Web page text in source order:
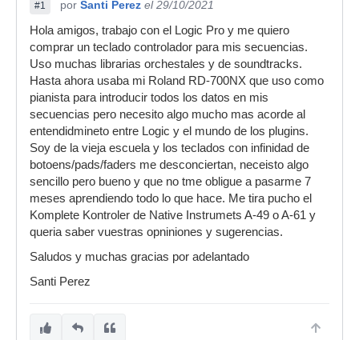
#1 por Santi Perez el 29/10/2021
Hola amigos, trabajo con el Logic Pro y me quiero
comprar un teclado controlador para mis secuencias.
Uso muchas librarias orchestales y de soundtracks.
Hasta ahora usaba mi Roland RD-700NX que uso como
pianista para introducir todos los datos en mis
secuencias pero necesito algo mucho mas acorde al
entendidmineto entre Logic y el mundo de los plugins.
Soy de la vieja escuela y los teclados con infinidad de
botoens/pads/faders me desconciertan, neceisto algo
sencillo pero bueno y que no tme obligue a pasarme 7
meses aprendiendo todo lo que hace. Me tira pucho el
Komplete Kontroler de Native Instrumets A-49 o A-61 y
queria saber vuestras opniniones y sugerencias.
Saludos y muchas gracias por adelantado
Santi Perez